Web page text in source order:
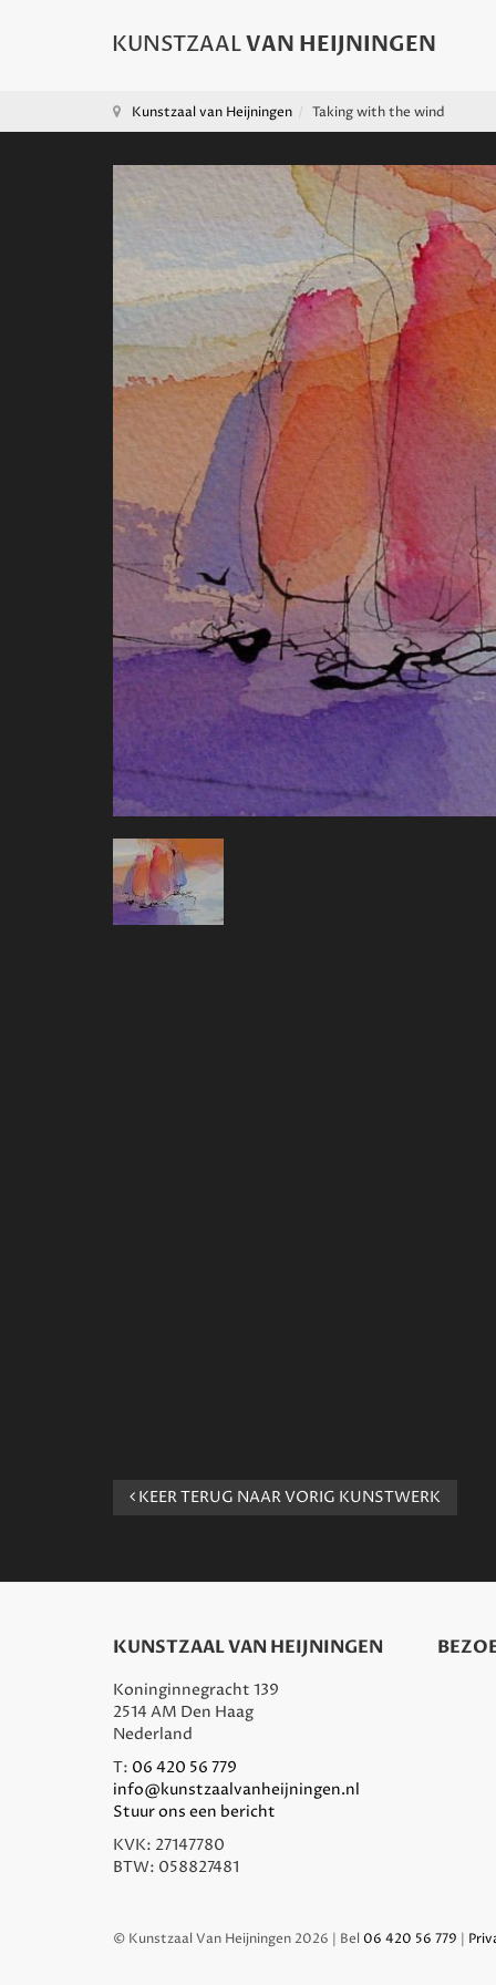
Kunstzaal van Heijningen Taking with the wind
KEER TERUG NAAR VORIG KUNSTWERK
KUNSTZAAL VAN HEIJNINGEN
Koninginnegracht 139
2514 AM Den Haag
Nederland
T: 06 420 56 779
info@kunstzaalvanheijningen.nl
Stuur ons een bericht
KVK: 27147780
BTW: 058827481
© Kunstzaal Van Heijningen 2026 | Bel 06 420 56 779 |